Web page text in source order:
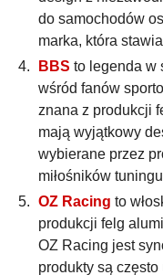
do samochodów
marka, która
BBS to legenda w
wśród fanów
znana z produkcji
mają wyjątkowy
wybierane przez
miłośników
OZ Racing to
produkcji felg
OZ Racing jest
produkty są